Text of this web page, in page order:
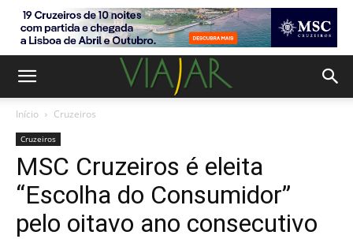
Início Cruzeiros
Cruzeiros
MSC Cruzeiros é eleita
“Escolha do Consumidor”
pelo oitavo ano consecutivo